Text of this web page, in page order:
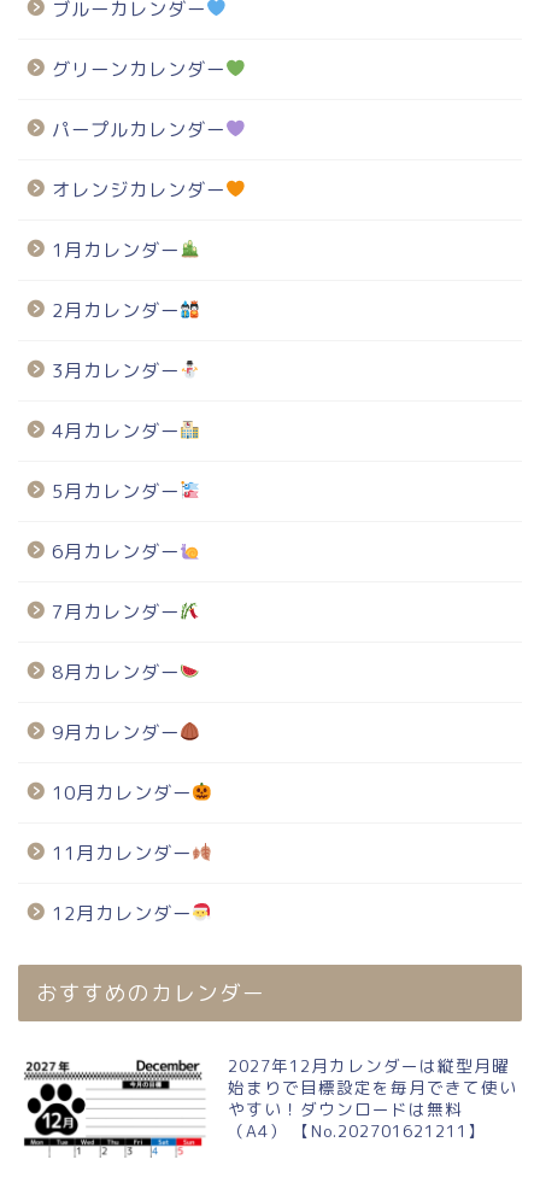
ブルーカレンダー
グリーンカレンダー
パープルカレンダー
オレンジカレンダー
1月カレンダー
2月カレンダー
3月カレンダー
4月カレンダー
5月カレンダー
6月カレンダー
7月カレンダー
8月カレンダー
9月カレンダー
10月カレンダー
11月カレンダー
12月カレンダー
おすすめのカレンダー
2027年12月カレンダーは縦型月曜
始まりで目標設定を毎月できて使い
やすい！ダウンロードは無料
（A4） 【No.202701621211】